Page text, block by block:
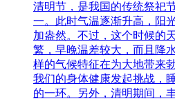
清明节，是我国的传统祭祀
一。此时气温逐渐升高，阳
加盎然。不过，这个时候的
繁，早晚温差较大，而且降
样的气候特征在为大地带来
我们的身体健康发起挑战，
的一环。另外，清明期间，